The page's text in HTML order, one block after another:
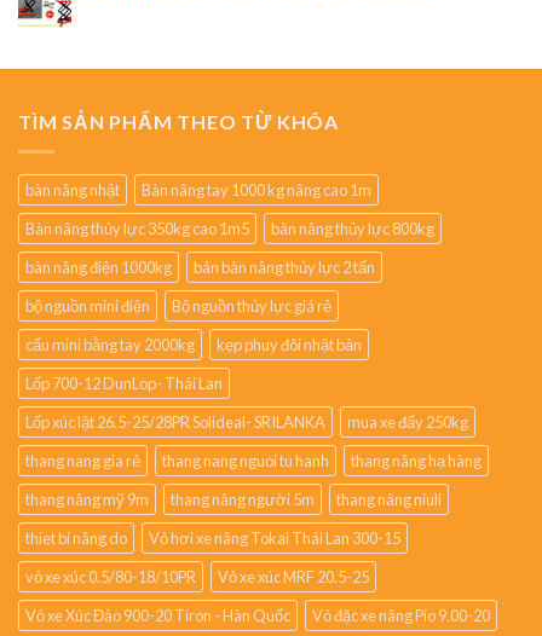
TÌM SẢN PHẨM THEO TỪ KHÓA
bàn nâng nhật
Bàn nâng tay 1000 kg nâng cao 1m
Bàn nâng thủy lực 350kg cao 1m5
bàn nâng thủy lực 800kg
bàn nâng điện 1000kg
bán bàn nâng thủy lực 2 tấn
bộ nguồn mini điện
Bộ nguồn thủy lực giá rẻ
cẩu mini bằng tay 2000kg
kẹp phuy đôi nhật bản
Lốp 700-12 DunLop- Thái Lan
Lốp xúc lật 26.5-25/28PR Solideal- SRILANKA
mua xe đẩy 250kg
thang nang gia rẻ
thang nang nguoi tu hanh
thang nâng hạ hàng
thang nâng mỹ 9m
thang nâng người 5m
thang nâng niuli
thiet bi nâng do
Vỏ hơi xe nâng Tokai Thái Lan 300-15
vỏ xe xúc 0.5/80-18/10PR
Vỏ xe xúc MRF 20.5-25
Vỏ xe Xúc Đào 900-20 Tiron - Hàn Quốc
Vỏ đặc xe nâng Pio 9.00-20